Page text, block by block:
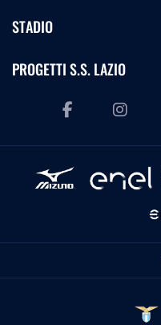
STADIO
PROGETTI S.S. LAZIO